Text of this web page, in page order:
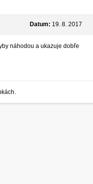
Datum: 19. 8. 2017
náhodou a ukazuje dobře